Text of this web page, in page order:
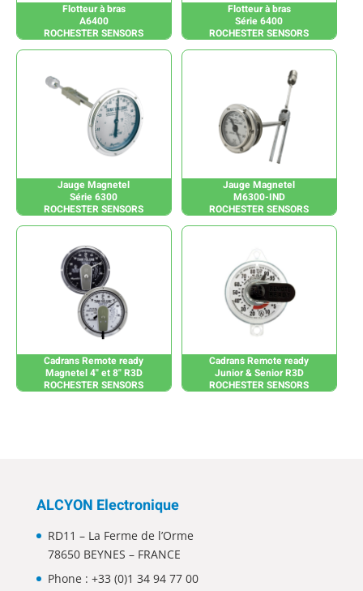
Flotteur à bras
A6400
ROCHESTER SENSORS
Flotteur à bras
Série 6400
ROCHESTER SENSORS
Jauge Magnetel
Série 6300
ROCHESTER SENSORS
Jauge Magnetel
M6300-IND
ROCHESTER SENSORS
Cadrans Remote ready
Magnetel 4" et 8" R3D
ROCHESTER SENSORS
Cadrans Remote ready
Junior & Senior R3D
ROCHESTER SENSORS
ALCYON Electronique
RD11 – La Ferme de l’Orme
78650 BEYNES – FRANCE
Phone : +33 (0)1 34 94 77 00